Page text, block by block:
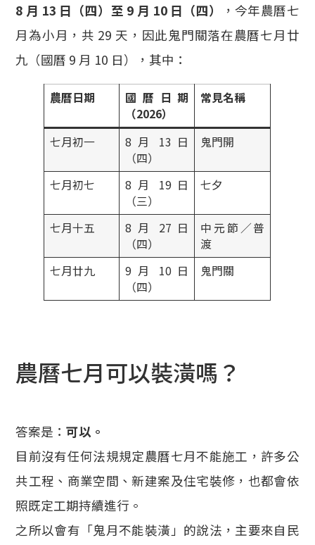
8 月 13 日（四）至 9 月 10 日（四）
，今年農曆七
月為小月，共 29 天，因此鬼門關落在農曆七月廿
九（國曆 9 月 10 日），其中：
農曆日期
國曆日期
（2026）
常見名稱
七月初一
8 月 13 日
（四）
鬼門開
七月初七
8 月 19 日
（三）
七夕
七月十五
8 月 27 日
（四）
中元節／普
渡
七月廿九
9 月 10 日
（四）
鬼門關
農曆七月可以裝潢嗎？
答案是：可以。
目前沒有任何法規規定農曆七月不能施工，許多公
共工程、商業空間、新建案及住宅裝修，也都會依
照既定工期持續進行。
之所以會有「鬼月不能裝潢」的說法，主要來自民